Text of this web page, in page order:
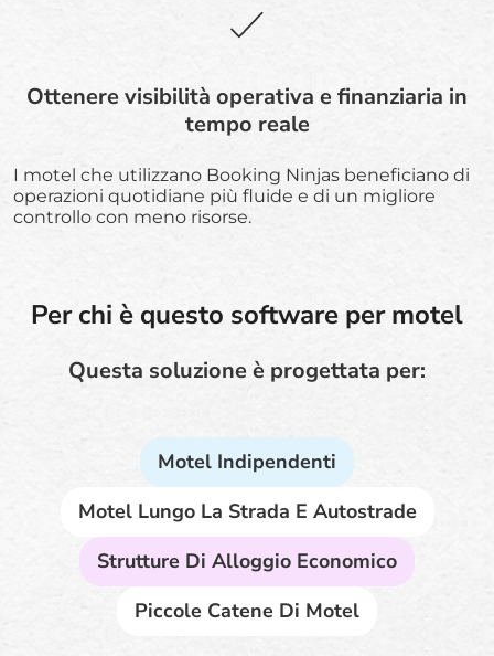
Ottenere visibilità operativa e finanziaria in
tempo reale
I motel che utilizzano Booking Ninjas beneficiano di
operazioni quotidiane più fluide e di un migliore
controllo con meno risorse.
Per chi è questo software per motel
Questa soluzione è progettata per:
Motel Indipendenti
Motel Lungo La Strada E Autostrade
Strutture Di Alloggio Economico
Piccole Catene Di Motel